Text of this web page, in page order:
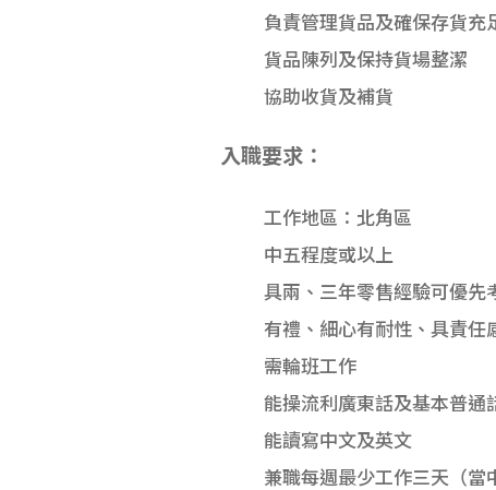
負責管理貨品及確保存貨充
貨品陳列及保持貨場整潔
協助收貨及補貨
入職要求：
工作地區：北角區
中五程度或以上
具兩、三年零售經驗可優先
有禮、細心有耐性、具責任
需輪班工作
能操流利廣東話及基本普通
能讀寫中文及英文
兼職每週最少工作三天（當